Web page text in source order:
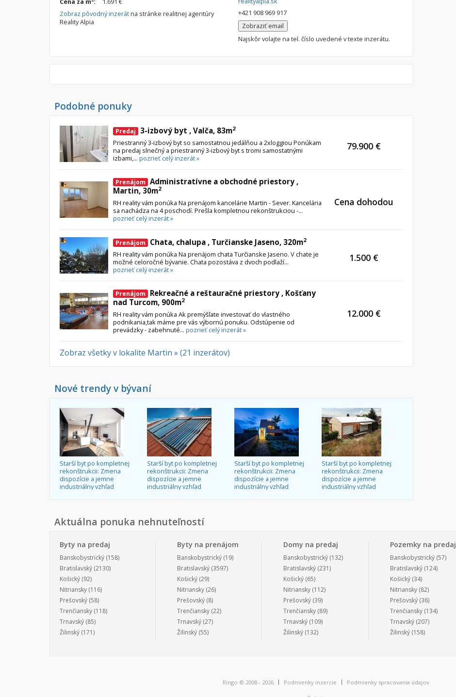
Zobraz pôvodný inzerátna stránke realitnej agentúry
Reality Alpia
+421 908 969 917
Zobraziť email
Najskôr volajte na tel. číslo uvedené v texte inzerátu.
Podobné ponuky
Predaj 3-izbový byt , Valča, 83m2
Priestranný 3-izbový byt so samostatnou jedálňou a 2xloggiou Ponúkam
na predaj slnečný a priestranný 3-izbový byt s tromi samostatnými
izbami,... pozrieť celý inzerát »
79.900 €
Prenájom Administratívne a obchodné priestory ,
Martin, 30m2
RH reality vám ponúka Na prenájom kancelárie Martin - Sever. Kancelária
sa nachádza na 4 poschodí. Prešla kompletnou rekonštrukciou -...
pozrieť celý inzerát »
Cena dohodou
Prenájom Chata, chalupa , Turčianske Jaseno, 320m2
RH reality vám ponúka Na prenájom chata Turčianske Jaseno. V chate je
možné celoročné bývanie. Chata pozostáva z dvoch podlaží...
pozrieť celý inzerát »
1.500 €
Prenájom Rekreačné a reštauračné priestory , Košťany
nad Turcom, 900m2
RH reality vám ponúka Ak premýšľate investovať do vlastného
podnikania,tak máme pre vás výbornú ponuku. Odstúpenie od
prevádzky - zabehnuté... pozrieť celý inzerát »
12.000 €
Zobraz všetky v lokalite Martin » (21 inzerátov)
Nové trendy v bývaní
Starší byt po kompletnej
rekonštrukcii: Zmena
dispozície a jemne
industriálny vzhľad
Starší byt po kompletnej
rekonštrukcii: Zmena
dispozície a jemne
industriálny vzhľad
Starší byt po kompletnej
rekonštrukcii: Zmena
dispozície a jemne
industriálny vzhľad
Starší byt po kompletnej
rekonštrukcii: Zmena
dispozície a jemne
industriálny vzhľad
Aktuálna ponuka nehnuteľností
Byty na predaj
Banskobystrický (158)
Bratislavský (2130)
Košický (92)
Nitriansky (116)
Prešovský (58)
Trenčiansky (118)
Trnavský (85)
Žilinský (171)
Byty na prenájom
Banskobystrický(19)
Bratislavský(3597)
Košický(29)
Nitriansky(26)
Prešovský(8)
Trenčiansky(22)
Trnavský(27)
Žilinský(55)
Domy na predaj
Banskobystrický (132)
Bratislavský (231)
Košický (65)
Nitriansky (112)
Prešovský (39)
Trenčiansky (89)
Trnavský (109)
Žilinský (132)
Pozemky na predaj
Banskobystrický(57)
Bratislavský(124)
Košický(34)
Nitriansky(82)
Prešovský(36)
Trenčiansky(134)
Trnavský(207)
Žilinský(158)
Ringo © 2008 - 2026 Podmienky inzercie Podmienky spracovania údajov